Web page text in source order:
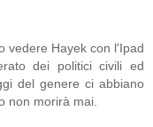
vedere Hayek con l'Ipad
dei politici civili ed
del genere ci abbiano
non morirà mai.